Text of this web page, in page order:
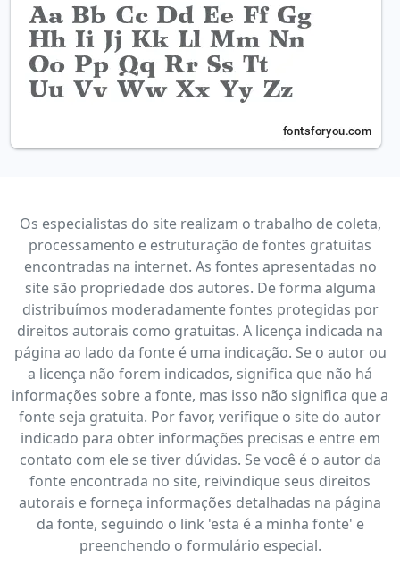
Os especialistas do site realizam o trabalho de coleta,
processamento e estruturação de fontes gratuitas
encontradas na internet. As fontes apresentadas no
site são propriedade dos autores. De forma alguma
distribuímos moderadamente fontes protegidas por
direitos autorais como gratuitas. A licença indicada na
página ao lado da fonte é uma indicação. Se o autor ou
a licença não forem indicados, significa que não há
informações sobre a fonte, mas isso não significa que a
fonte seja gratuita. Por favor, verifique o site do autor
indicado para obter informações precisas e entre em
contato com ele se tiver dúvidas. Se você é o autor da
fonte encontrada no site, reivindique seus direitos
autorais e forneça informações detalhadas na página
da fonte, seguindo o link 'esta é a minha fonte' e
preenchendo o formulário especial.